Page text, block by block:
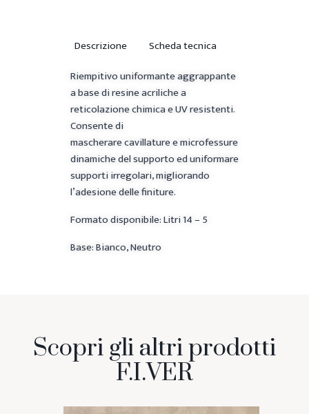
Descrizione
Scheda tecnica
Riempitivo uniformante aggrappante
a base di resine acriliche a
reticolazione chimica e UV resistenti.
Consente di
mascherare cavillature e microfessure
dinamiche del supporto ed uniformare
supporti irregolari, migliorando
l’adesione delle finiture.
Formato disponibile: Litri 14 – 5
Base: Bianco, Neutro
Scopri gli altri prodotti
F.I.VER